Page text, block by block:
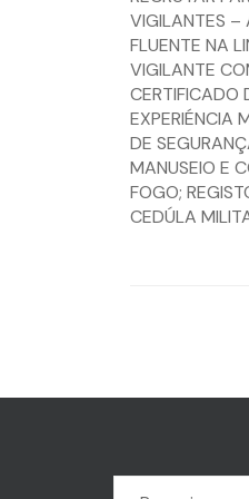
VIGILANTES –
FLUENTE NA
VIGILANTE
CERTIFICADO
EXPERIÉNCIA
DE
MANUSEIO E
FOGO;
CEDÚLA